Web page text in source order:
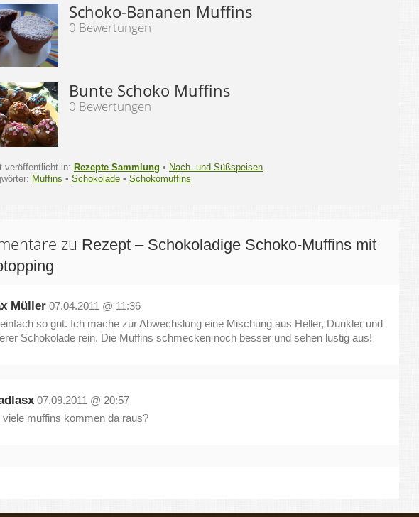
Schoko-Bananen Muffins
0 Bewertungen
Bunte Schoko Muffins
0 Bewertungen
veröffentlicht in: Rezepte Sammlung • Nach- und Süßspeisen
Muffins • Schokolade • Schokomuffins
zu Rezept – Schokoladige Schoko-Muffins mit
Müller 07.04.2011 @ 11:36
so gut. Ich mache zur Abwechslung eine Mischung aus Heller, Dunkler und
Schokolade rein. Die Muffins schmecken noch besser und sehen lustig aus!
07.09.2011 @ 20:57
viele muffins kommen da raus?